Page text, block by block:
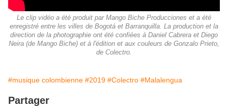
Le clip vidéo a été produit par Mango Biche Producciones et a été
enregistré entre les villes de Bogotá et Barranquilla. La production et la
direction de la photographie ont été confiées à Daniel Cabrera et Diego
Neira (de Mango Biche) et à l'édition et aux couleurs de Gonzalo Prieto,
de Colectro.
#musique colombienne #2019 #Colectro #Malalengua
Partager